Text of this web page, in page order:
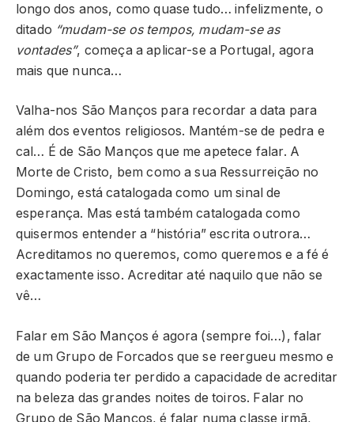
longo dos anos, como quase tudo… infelizmente, o
ditado “mudam-se os tempos, mudam-se as
vontades”, começa a aplicar-se a Portugal, agora
mais que nunca…
Valha-nos São Manços para recordar a data para
além dos eventos religiosos. Mantém-se de pedra e
cal… É de São Manços que me apetece falar. A
Morte de Cristo, bem como a sua Ressurreição no
Domingo, está catalogada como um sinal de
esperança. Mas está também catalogada como
quisermos entender a “história” escrita outrora…
Acreditamos no queremos, como queremos e a fé é
exactamente isso. Acreditar até naquilo que não se
vê…
Falar em São Manços é agora (sempre foi…), falar
de um Grupo de Forcados que se reergueu mesmo e
quando poderia ter perdido a capacidade de acreditar
na beleza das grandes noites de toiros. Falar no
Grupo de São Manços, é falar numa classe irmã,